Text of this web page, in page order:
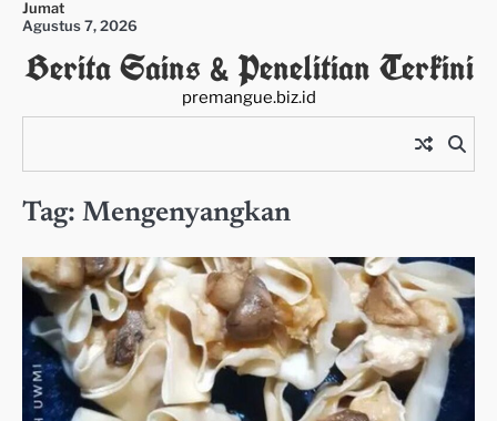
Skip
content
Jumat
Agustus 7, 2026
Berita Sains & Penelitian Terkini
premangue.biz.id
Tag: Mengenyangkan